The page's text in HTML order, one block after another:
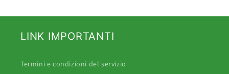
LINK IMPORTANTI
Termini e condizioni del servizio